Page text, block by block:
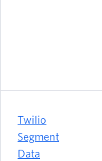
Twilio
Segment
Data